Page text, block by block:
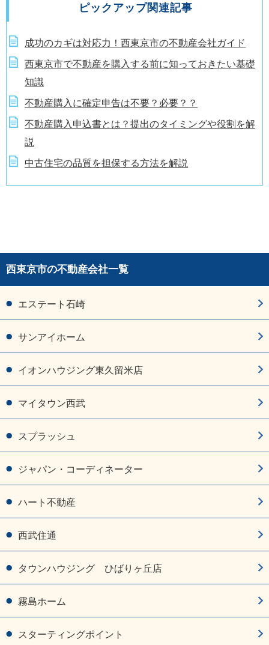
ピックアップ関連記事
成功のカギは対応力！西東京市の不動産会社ガイド
西東京市で不動産を購入する前に知っておきたい基礎
知識
不動産購入に確定申告は不要？必要？？
不動産購入申込書とは？提出のタイミングや役割を解
説
中古住宅の品質を担保する方法を解説
西東京市の不動産会社一覧
エステート石崎
サンアイホーム
イオンハウジング東久留米店
マイタウン西武
スプラッシュ
ジャパン・コーディネーター
ハート不動産
西武住通
タウンハウジング ひばりヶ丘店
霧島ホーム
スターティングポイント